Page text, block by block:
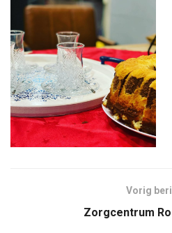
Vorig
Zorgcentrum